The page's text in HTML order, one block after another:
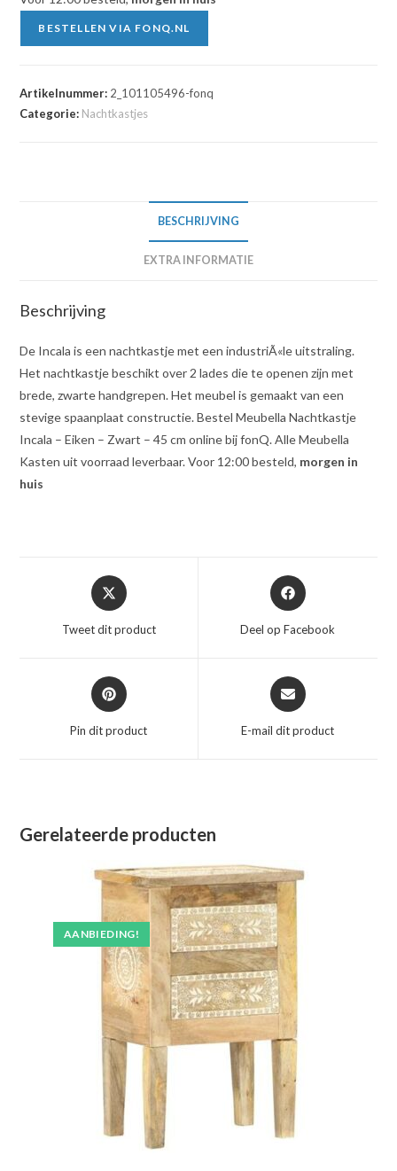
BESTELLEN VIA FONQ.NL
Artikelnummer: 2_101105496-fonq
Categorie: Nachtkastjes
BESCHRIJVING
EXTRA INFORMATIE
Beschrijving
De Incala is een nachtkastje met een industriÃ«le uitstraling.
Het nachtkastje beschikt over 2 lades die te openen zijn met
brede, zwarte handgrepen. Het meubel is gemaakt van een
stevige spaanplaat constructie. Bestel Meubella Nachtkastje
Incala – Eiken – Zwart – 45 cm online bij fonQ. Alle Meubella
Kasten uit voorraad leverbaar. Voor 12:00 besteld, morgen in
huis
Opent
in
nieuw
Tweet dit product
Opent
in
nieuw
Deel op Facebook
Opent
in
nieuw
Pin dit product
Opent
in
nieuw
E-mail dit product
Gerelateerde producten
AANBIEDING!